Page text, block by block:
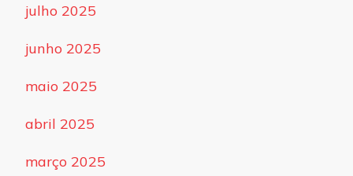
julho 2025
junho 2025
maio 2025
abril 2025
março 2025